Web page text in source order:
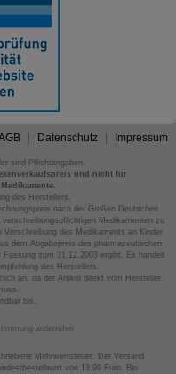
Datenschutz Impressum
sind Pflichtangaben.
und nicht für
des Herstellers.
nach der Großen Deutschen
Medikamenten zu
des Medikaments an Kinder
dem Abgabepreis des pharmazeutischen
zum 31.12.2003 ergibt. Es handelt
des Herstellers.
an, da der Artikel direkt vom Hersteller
bis.
widerrufen
Mehrwertsteuer. Der Versand
von 13,99 Euro. Bei